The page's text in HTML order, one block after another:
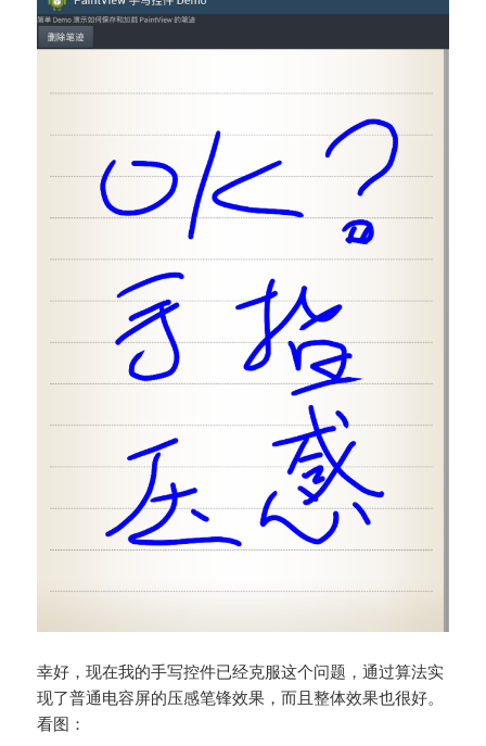
幸好，现在我的手写控件已经克服这个问题，通过算法实
现了普通电容屏的压感笔锋效果，而且整体效果也很好。
看图：